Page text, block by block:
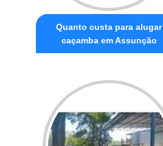
Quanto custa para alugar
caçamba em Assunção